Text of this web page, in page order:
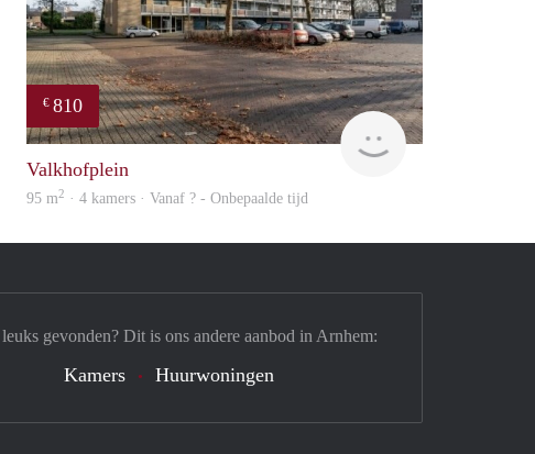
€ 810
finder
Valkhofplein
95 m2 · 4 kamers · Vanaf ? - Onbepaalde tijd
gevonden? Dit is ons andere aanbod in Arnhem:
Kamers Huurwoningen